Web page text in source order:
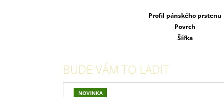
Profil pánského prstenu
Povrch
Šířka
NOVINKA
BUDE VÁM TO LADIT